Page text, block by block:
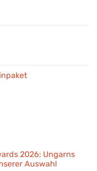
2026: Ungarns
Auswahl